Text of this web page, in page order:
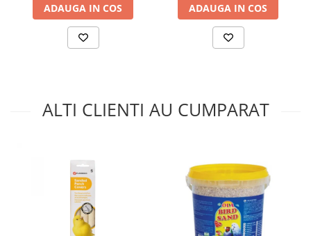
ADAUGA IN COS ADAUGA IN COS
ALTI CLIENTI AU CUMPARAT